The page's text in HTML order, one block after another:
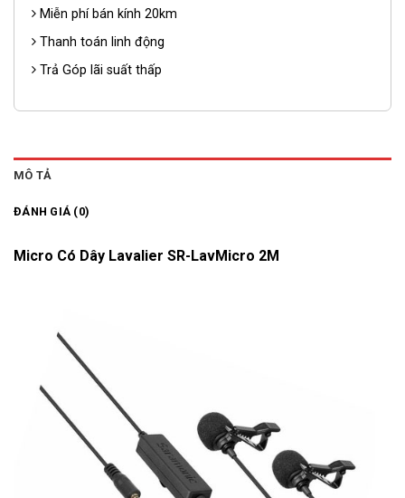
Miễn phí bán kính 20km
Thanh toán linh động
Trả Góp lãi suất thấp
MÔ TẢ
ĐÁNH GIÁ (0)
Micro Có Dây Lavalier SR-LavMicro 2M